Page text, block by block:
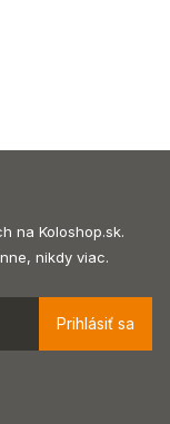
na Koloshop.sk.
nikdy viac.
Prihlásiť sa